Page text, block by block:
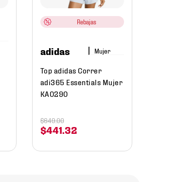
Rebajas
adidas Mujer
Top adidas Correr
adi365 Essentials Mujer
KA0290
$441.32
$649.00